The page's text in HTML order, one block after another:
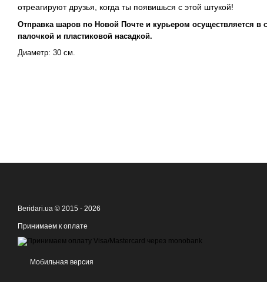
отреагируют друзья, когда ты появишься с этой штукой!
Отправка шаров по Новой Почте и курьером осуществляется в
палочкой и пластиковой насадкой.
Диаметр: 30 см.
Beridari.ua © 2015 - 2026
Принимаем к оплате
Мобильная версия